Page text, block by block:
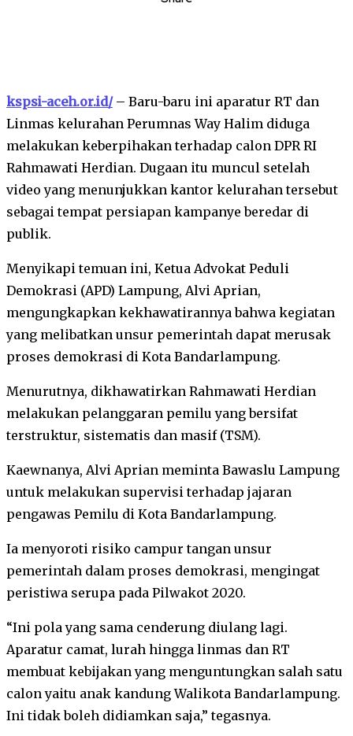
kspsi-aceh.or.id/– Baru-baru ini aparatur RT dan
Linmas kelurahan Perumnas Way Halim diduga
melakukan keberpihakan terhadap calon DPR RI
Rahmawati Herdian. Dugaan itu muncul setelah
video yang menunjukkan kantor kelurahan tersebut
sebagai tempat persiapan kampanye beredar di
publik.
Menyikapi temuan ini, Ketua Advokat Peduli
Demokrasi (APD) Lampung, Alvi Aprian,
mengungkapkan kekhawatirannya bahwa kegiatan
yang melibatkan unsur pemerintah dapat merusak
proses demokrasi di Kota Bandarlampung.
Menurutnya, dikhawatirkan Rahmawati Herdian
melakukan pelanggaran pemilu yang bersifat
terstruktur, sistematis dan masif (TSM).
Kaewnanya, Alvi Aprian meminta Bawaslu Lampung
untuk melakukan supervisi terhadap jajaran
pengawas Pemilu di Kota Bandarlampung.
Ia menyoroti risiko campur tangan unsur
pemerintah dalam proses demokrasi, mengingat
peristiwa serupa pada Pilwakot 2020.
“Ini pola yang sama cenderung diulang lagi.
Aparatur camat, lurah hingga linmas dan RT
membuat kebijakan yang menguntungkan salah satu
calon yaitu anak kandung Walikota Bandarlampung.
Ini tidak boleh didiamkan saja,” tegasnya.